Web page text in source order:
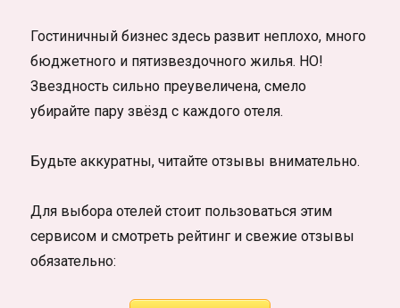
Гостиничный бизнес здесь развит неплохо, много
бюджетного и пятизвездочного жилья. НО!
Звездность сильно преувеличена, смело
убирайте пару звёзд с каждого отеля.
Будьте аккуратны, читайте отзывы внимательно.
Для выбора отелей стоит пользоваться этим
сервисом и смотреть рейтинг и свежие отзывы
обязательно: